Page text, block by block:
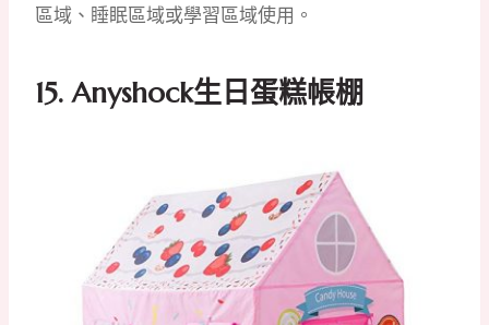
區域、睡眠區域或學習區域使用。
15. Anyshock生日蛋糕帳棚